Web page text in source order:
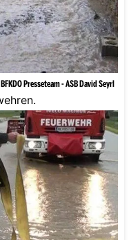
Presseteam - ASB David Seyrl